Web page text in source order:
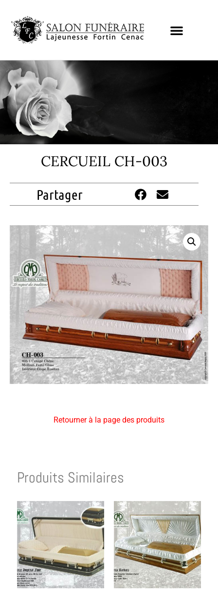
CERCUEIL CH-003
Partager
Retourner à la page des produits
Produits Similaires